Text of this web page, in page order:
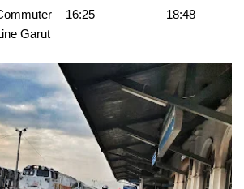
Garut
16:25 18:48